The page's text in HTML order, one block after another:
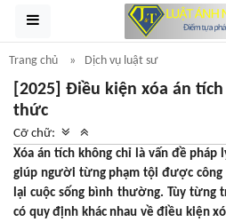
Trang chủ Dịch vụ luật sư
[2025] Điều kiện xóa án
thức
Cỡ chữ:
Xóa án tích không chỉ là vấn đề pháp
giúp người từng phạm tội được công
lại cuộc sống bình thường. Tùy từng
có quy định khác nhau về điều kiện